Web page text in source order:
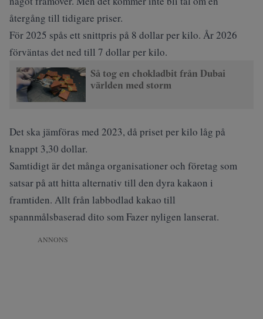
återgång till tidigare priser.
För 2025 spås ett snittpris på 8 dollar per kilo. År 2026
förväntas det ned till 7 dollar per kilo.
Så tog en chokladbit från Dubai
världen med storm
Det ska jämföras med 2023, då priset per kilo låg på
knappt 3,30 dollar.
Samtidigt är det många organisationer och företag som
satsar på att hitta alternativ till den dyra kakaon i
framtiden. Allt från labbodlad kakao till
spannmålsbaserad dito som Fazernyligen lanserat.
ANNONS